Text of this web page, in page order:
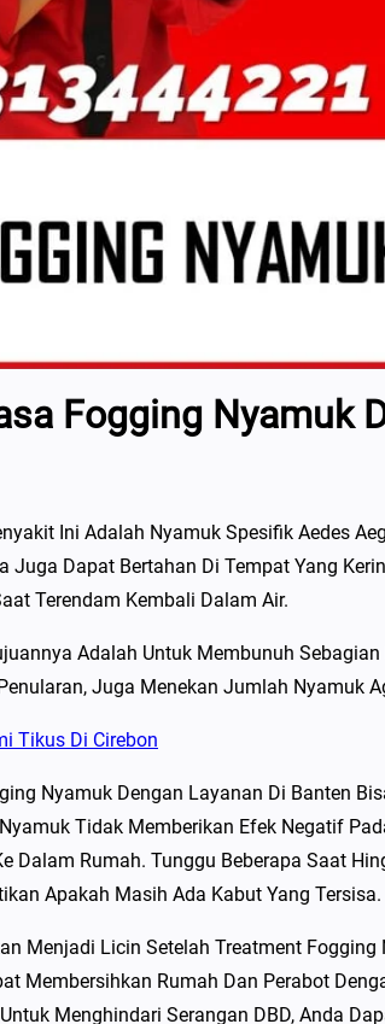
Fogging Nyamuk
Ini Adalah Nyamuk Spesifik Aedes
Juga Dapat Bertahan Di Tempat Yang
Terendam Kembali Dalam Air.
Adalah Untuk Membunuh
Juga Menekan Jumlah Nyamuk
Tikus Di Cirebon
Nyamuk Dengan Layanan Di Banten
Tidak Memberikan Efek Negatif
Dalam Rumah. Tunggu Beberapa Saat
Apakah Masih Ada Kabut Yang Tersisa.
Menjadi Licin Setelah Treatment
Membersihkan Rumah Dan Perabot
Menghindari Serangan DBD, Anda